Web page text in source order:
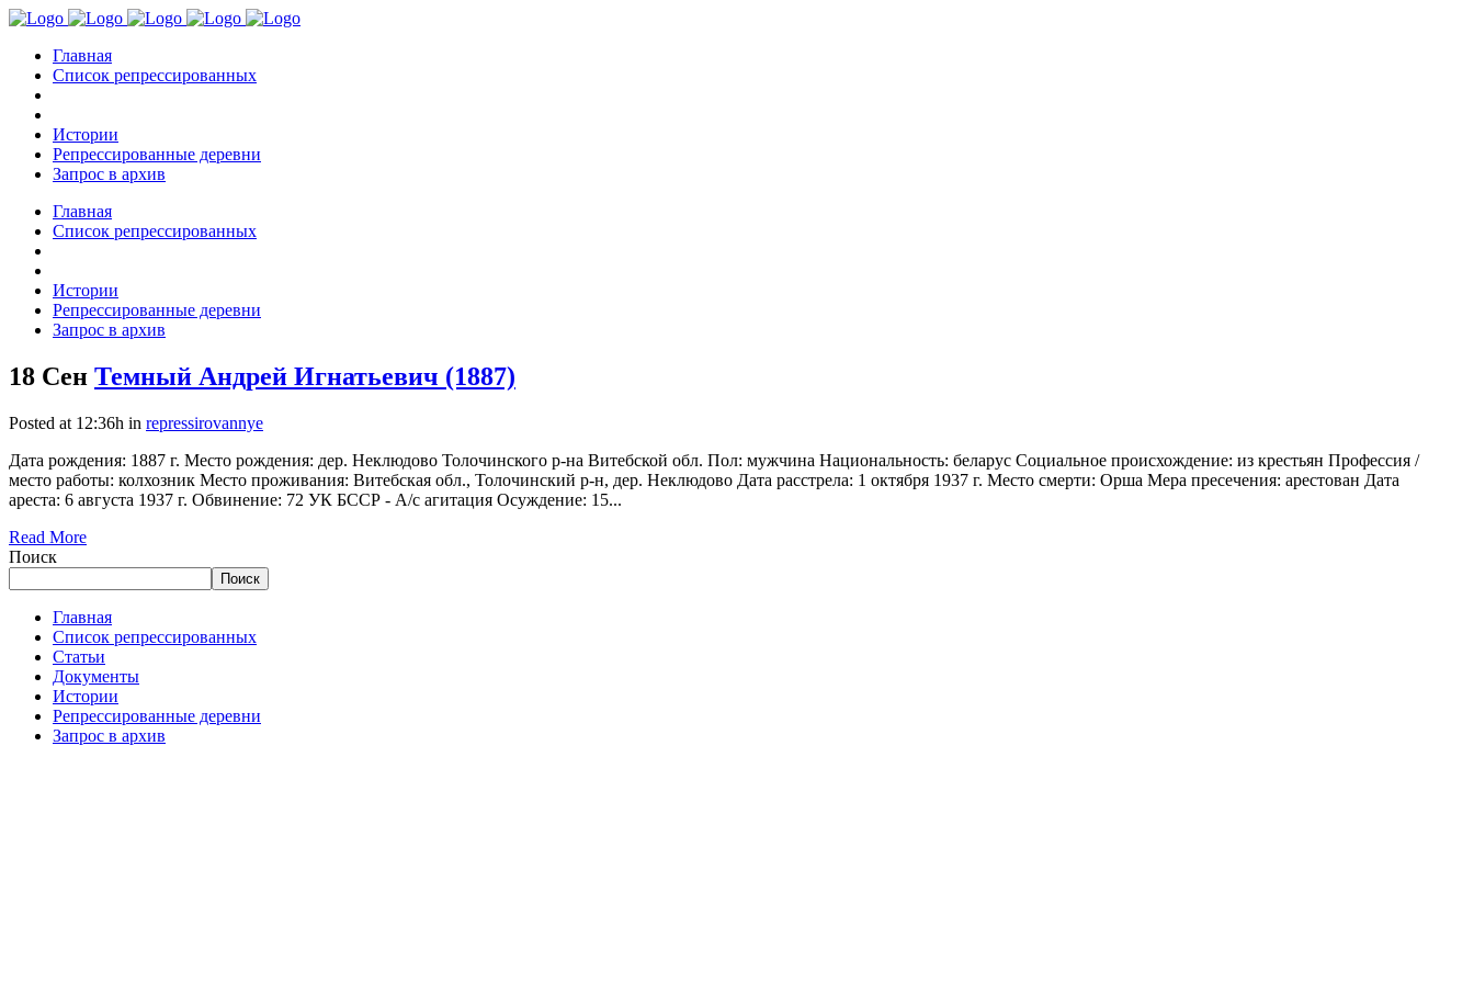
Главная
Список репрессированных
Истории
Репрессированные деревни
Запрос в архив
Главная
Список репрессированных
Истории
Репрессированные деревни
Запрос в архив
18 Сен Темный Андрей Игнатьевич (1887)
Posted at 12:36h in repressirovannye
Дата рождения: 1887 г. Место рождения: дер. Неклюдово Толочинского р-на Витебской обл. Пол: мужчина Национальность: беларус Социальное происхождение: из крестьян Профессия /
место работы: колхозник Место проживания: Витебская обл., Толочинский р-н, дер. Неклюдово Дата расстрела: 1 октября 1937 г. Место смерти: Орша Мера пресечения: арестован Дата
ареста: 6 августа 1937 г. Обвинение: 72 УК БССР - А/с агитация Осуждение: 15...
Read More
Поиск
Поиск
Главная
Список репрессированных
Статьи
Документы
Истории
Репрессированные деревни
Запрос в архив